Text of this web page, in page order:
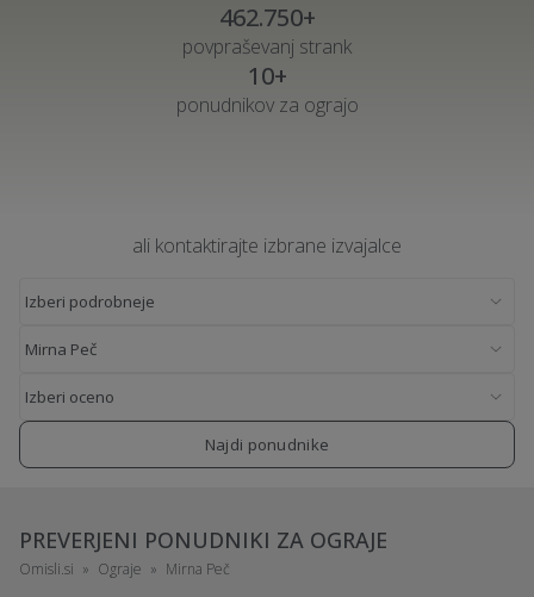
462.750+
povpraševanj strank
10+
ponudnikov za ograjo
ali kontaktirajte izbrane izvajalce
Najdi ponudnike
PREVERJENI PONUDNIKI ZA OGRAJE
Omisli.si Ograje Mirna Peč